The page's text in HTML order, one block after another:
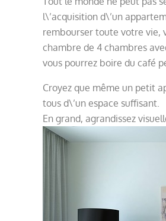
l\’acquisition d\’un
rembourser toute votre vie,
chambre de 4 chambres
vous pourrez boire du café
Croyez que même un petit
tous d\’un espace suffisant.
En grand, agrandissez